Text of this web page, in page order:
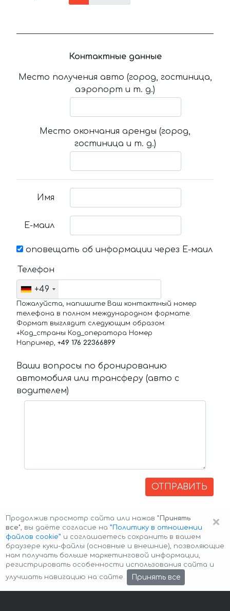
Контактные данные
Место получения авто (город, гостиница,
аэропорт и т. д.)
Место окончания аренды (город,
гостиница и т. д.)
Имя
Е-маил
оповещать об информации через Е-маил
Телефон
+49
Пожалуйста, напишите Ваш контактный номер
телефона в полном международном формате.
Формат выглядит следующим образом:
+Код_страны Код_оператора Номер
Например, +49 176 22366899
Ваши вопросы по бронированию
автомобиля или трансферу (авто с
водителем)
ОТПРАВИТЬ
Авторские права © 2026 Авто-Аренда Cookie Policy
×
Продолжив просмотр сайта или нажав "Принять
все", вы даёте согласие на ”Политику в отношении
файлов cookie” и соглашаетесь сохранить в вашем
браузере куки-файлы (основные и внешние), позволяющие
нам получать больше маркетинговой информации,
регистрировать особенности использования сайта и
улучшать навигацию на сайте.
Принять все